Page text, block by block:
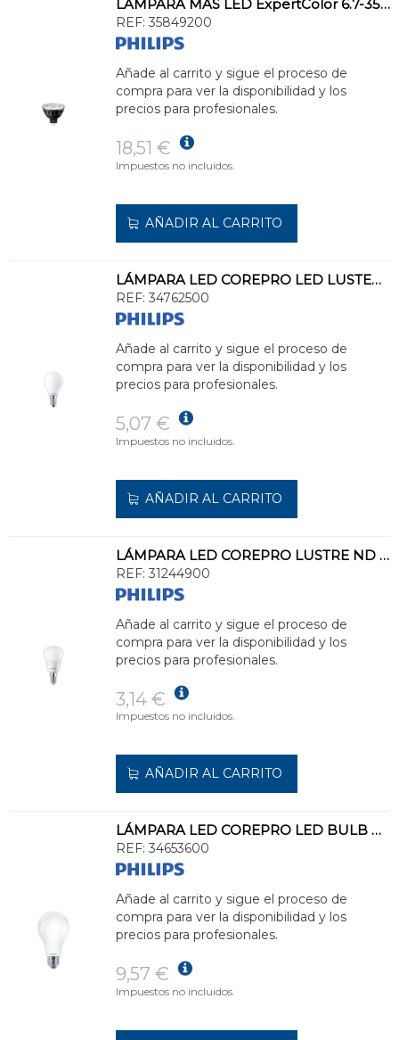
LÁMPARA MAS LED ExpertColor 6.7-35W MR16 930 10D
REF: 35849200
Añade al carrito y sigue el proceso de
compra para ver la disponibilidad y los
precios para profesionales.
18,51 €
Impuestos no incluidos.
AÑADIR AL CARRITO
LÁMPARA LED COREPRO LED LUSTER ND 6.5-60W P45 E14 840 FR G
REF: 34762500
Añade al carrito y sigue el proceso de
compra para ver la disponibilidad y los
precios para profesionales.
5,07 €
Impuestos no incluidos.
AÑADIR AL CARRITO
LÁMPARA LED COREPRO LUSTRE ND 2.8-25W E14 827 P45 FR
REF: 31244900
Añade al carrito y sigue el proceso de
compra para ver la disponibilidad y los
precios para profesionales.
3,14 €
Impuestos no incluidos.
AÑADIR AL CARRITO
LÁMPARA LED COREPRO LED BULB ND 120W E27 A67 827 FR G
REF: 34653600
Añade al carrito y sigue el proceso de
compra para ver la disponibilidad y los
precios para profesionales.
9,57 €
Impuestos no incluidos.